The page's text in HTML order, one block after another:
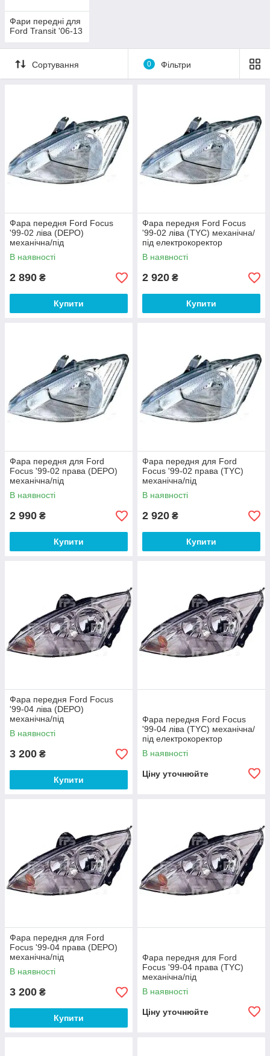
Фари передні для
Ford Transit '06-13
Сортування 0 Фільтри
Фара передня Ford Focus
'99-02 ліва (DEPO)
механічна/під
електрокоректор
В наявності
2 890 ₴
Купити
Фара передня Ford Focus
'99-02 ліва (TYC) механічна/
під електрокоректор
В наявності
2 920 ₴
Купити
Фара передня для Ford
Focus '99-02 права (DEPO)
механічна/під
електрокоректор
В наявності
2 990 ₴
Купити
Фара передня для Ford
Focus '99-02 права (TYC)
механічна/під
електрокоректор
В наявності
2 920 ₴
Купити
Фара передня Ford Focus
'99-04 ліва (DEPO)
механічна/під
електрокоректор
В наявності
3 200 ₴
Купити
Фара передня Ford Focus
'99-04 ліва (TYC) механічна/
під електрокоректор
В наявності
Ціну уточнюйте
Фара передня для Ford
Focus '99-04 права (DEPO)
механічна/під
електрокоректор
В наявності
3 200 ₴
Купити
Фара передня для Ford
Focus '99-04 права (TYC)
механічна/під
електрокоректор
В наявності
Ціну уточнюйте